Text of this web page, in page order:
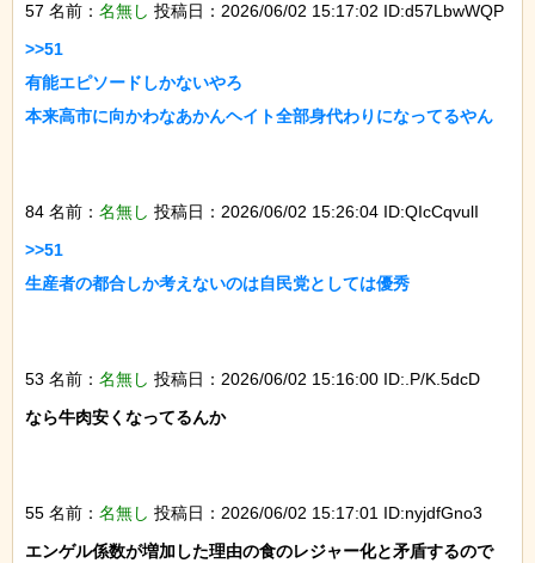
57 名前： 名無し 投稿日：2026/06/02 15:17:02 ID:d57LbwWQP
>>51
有能エピソードしかないやろ
本来高市に向かわなあかんヘイト全部身代わりになってるやん
84 名前： 名無し 投稿日：2026/06/02 15:26:04 ID:QIcCqvulI
>>51
生産者の都合しか考えないのは自民党としては優秀
53 名前： 名無し 投稿日：2026/06/02 15:16:00 ID:.P/K.5dcD
なら牛肉安くなってるんか
55 名前： 名無し 投稿日：2026/06/02 15:17:01 ID:nyjdfGno3
エンゲル係数が増加した理由の食のレジャー化と矛盾するので